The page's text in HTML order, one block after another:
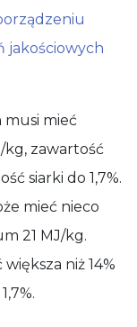
jakościowych
musi mieć
kg, zawartość
siarki do 1,7%.
mieć nieco
21 MJ/kg.
niż 14%